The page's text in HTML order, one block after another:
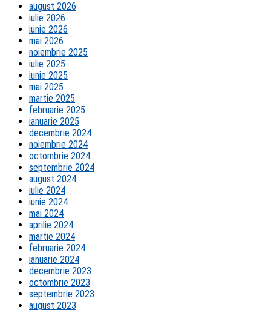
august 2026
iulie 2026
iunie 2026
mai 2026
noiembrie 2025
iulie 2025
iunie 2025
mai 2025
martie 2025
februarie 2025
ianuarie 2025
decembrie 2024
noiembrie 2024
octombrie 2024
septembrie 2024
august 2024
iulie 2024
iunie 2024
mai 2024
aprilie 2024
martie 2024
februarie 2024
ianuarie 2024
decembrie 2023
octombrie 2023
septembrie 2023
august 2023